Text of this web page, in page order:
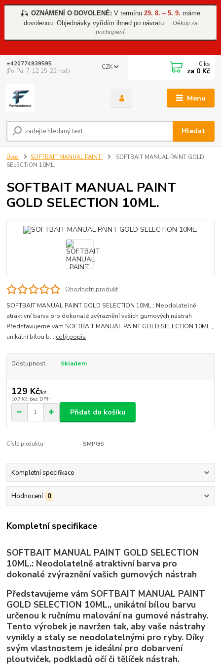
🎣 OZNÁMENÍ O DOVOLENÉ: V termínu 29. 8. – 5. 9. máme
dovolenou. Objednávky vyřídím ihned po návratu.
Děkuji za
pochopení.
Menu
CZK
Hledat
+420774939595
(Po-Pá, 7-12 15-22 hod.)
0 ks
za 0 Kč
Úvod SOFTBAIT MANUAL PAINT
SOFTBAIT MANUAL PAINT GOLD
SELECTION 10ML.
SOFTBAIT MANUAL PAINT
GOLD SELECTION 10ML.
Ohodnotit produkt
SOFTBAIT MANUAL PAINT GOLD SELECTION 10ML.: Neodolatelně
atraktivní barva pro dokonalé zvýraznění vašich gumových nástrah
Představujeme vám SOFTBAIT MANUAL PAINT GOLD SELECTION 10ML.,
unikátní bílou b... celý popis
Dostupnost Skladem
129 Kč/ks
107 Kč bez DPH
Přidat do košíku
Číslo produktu: SMPGS
Kompletní specifikace
Hodnocení 0
Kompletní specifikace
SOFTBAIT MANUAL PAINT GOLD SELECTION
10ML.: Neodolatelně atraktivní barva pro
dokonalé zvýraznění vašich gumových nástrah
Představujeme vám SOFTBAIT MANUAL PAINT
GOLD SELECTION 10ML., unikátní bílou barvu
určenou k ručnímu malování na gumové nástrahy.
Tento výrobek je navržen tak, aby vaše nástrahy
vynikly a staly se neodolatelnými pro ryby. Díky
svým vlastnostem je ideální pro dobarvení
ploutviček, podkladů očí či tělíček nástrah.